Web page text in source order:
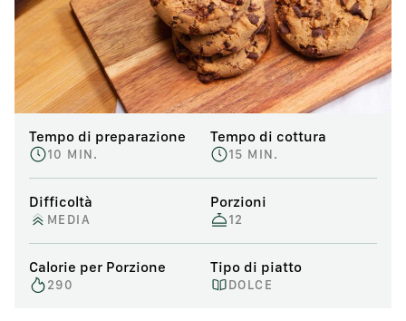
Tempo di preparazione
10 MIN.
Tempo di cottura
15 MIN.
Difficoltà
MEDIA
Porzioni
12
Calorie per Porzione
290
Tipo di piatto
DOLCE